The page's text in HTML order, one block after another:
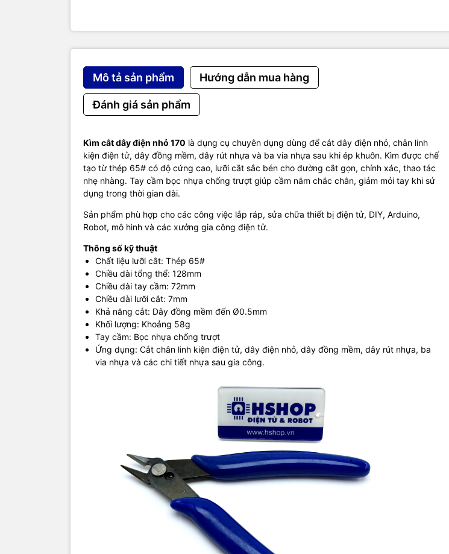
Mô tả sản phẩm Hướng dẫn mua hàng
Đánh giá sản phẩm
Kìm cắt dây điện nhỏ 170 là dụng cụ chuyên dụng dùng để cắt dây điện nhỏ, chân linh
kiện điện tử, dây đồng mềm, dây rút nhựa và ba via nhựa sau khi ép khuôn. Kìm được chế
tạo từ thép 65# có độ cứng cao, lưỡi cắt sắc bén cho đường cắt gọn, chính xác, thao tác
nhẹ nhàng. Tay cầm bọc nhựa chống trượt giúp cầm nắm chắc chắn, giảm mỏi tay khi sử
dụng trong thời gian dài.
Sản phẩm phù hợp cho các công việc lắp ráp, sửa chữa thiết bị điện tử, DIY, Arduino,
Robot, mô hình và các xưởng gia công điện tử.
Thông số kỹ thuật
Chất liệu lưỡi cắt: Thép 65#
Chiều dài tổng thể: 128mm
Chiều dài tay cầm: 72mm
Chiều dài lưỡi cắt: 7mm
Khả năng cắt: Dây đồng mềm đến Ø0.5mm
Khối lượng: Khoảng 58g
Tay cầm: Bọc nhựa chống trượt
Ứng dụng: Cắt chân linh kiện điện tử, dây điện nhỏ, dây đồng mềm, dây rút nhựa, ba
via nhựa và các chi tiết nhựa sau gia công.